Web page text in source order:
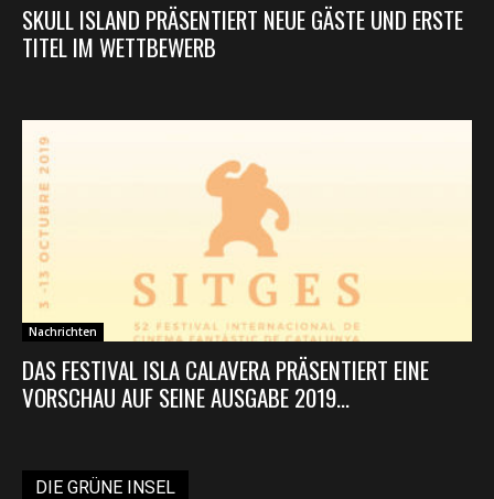
SKULL ISLAND PRÄSENTIERT NEUE GÄSTE UND ERSTE
TITEL IM WETTBEWERB
Nachrichten
DAS FESTIVAL ISLA CALAVERA PRÄSENTIERT EINE
VORSCHAU AUF SEINE AUSGABE 2019...
DIE GRÜNE INSEL